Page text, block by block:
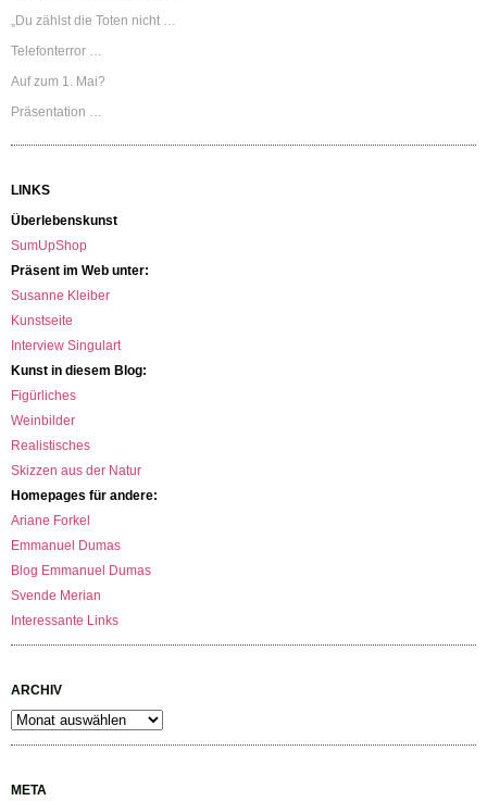
„Du zählst die Toten nicht …
Telefonterror …
Auf zum 1. Mai?
Präsentation …
LINKS
Überlebenskunst
SumUpShop
Präsent im Web unter:
Susanne Kleiber
Kunstseite
Interview Singulart
Kunst in diesem Blog:
Figürliches
Weinbilder
Realistisches
Skizzen aus der Natur
Homepages für andere:
Ariane Forkel
Emmanuel Dumas
Blog Emmanuel Dumas
Svende Merian
Interessante Links
ARCHIV
Archiv
META